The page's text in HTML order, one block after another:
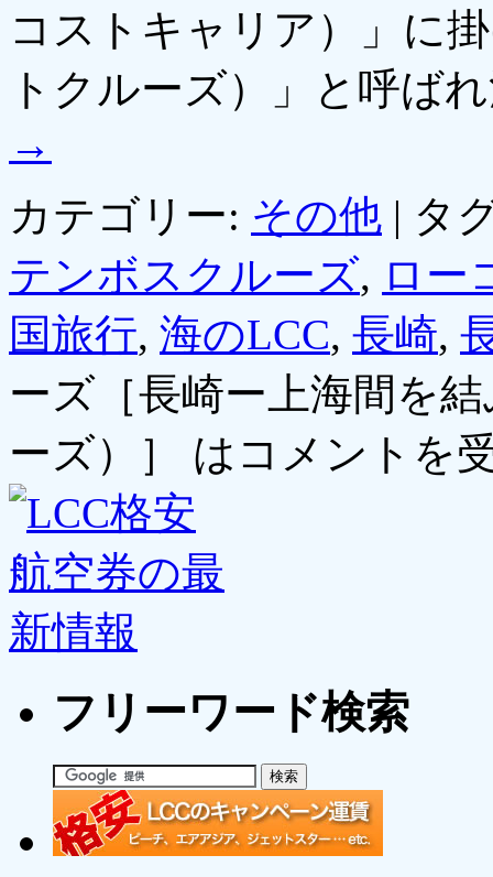
コストキャリア）」に
トクルーズ）」と呼ば
→
カテゴリー: その他 | タ
テンボスクルーズ, ロー
国旅行, 海のLCC, 長崎,
ーズ［長崎ー上海間を
ーズ）］ は コメントを
フリーワード検索